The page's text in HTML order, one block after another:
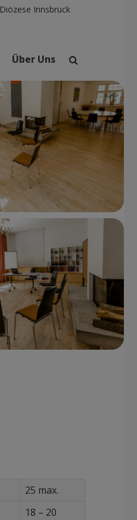
Diözese Innsbruck
suchen
Über Uns
25 max.
18 – 20